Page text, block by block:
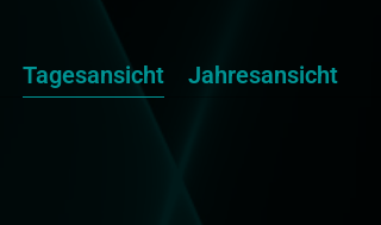
Tagesansicht Jahresansicht